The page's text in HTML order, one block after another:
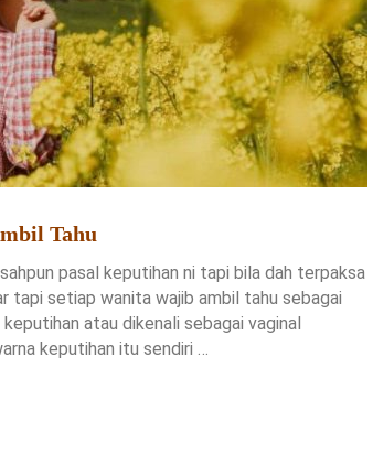
Tahu
pasal keputihan ni tapi bila dah terpaksa
tapi setiap wanita wajib ambil tahu sebagai
atau dikenali sebagai vaginal
keputihan itu sendiri …